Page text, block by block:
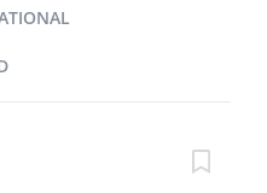
im Bereich Employer